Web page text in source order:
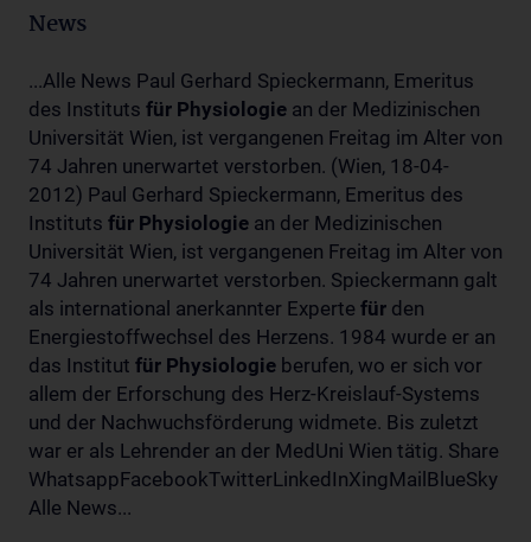
News
...Alle News Paul Gerhard Spieckermann, Emeritus
des Instituts für Physiologie an der Medizinischen
Universität Wien, ist vergangenen Freitag im Alter von
74 Jahren unerwartet verstorben. (Wien, 18-04-
2012) Paul Gerhard Spieckermann, Emeritus des
Instituts für Physiologie an der Medizinischen
Universität Wien, ist vergangenen Freitag im Alter von
74 Jahren unerwartet verstorben. Spieckermann galt
als international anerkannter Experte für den
Energiestoffwechsel des Herzens. 1984 wurde er an
das Institut für Physiologie berufen, wo er sich vor
allem der Erforschung des Herz-Kreislauf-Systems
und der Nachwuchsförderung widmete. Bis zuletzt
war er als Lehrender an der MedUni Wien tätig. Share
WhatsappFacebookTwitterLinkedInXingMailBlueSky
Alle News...